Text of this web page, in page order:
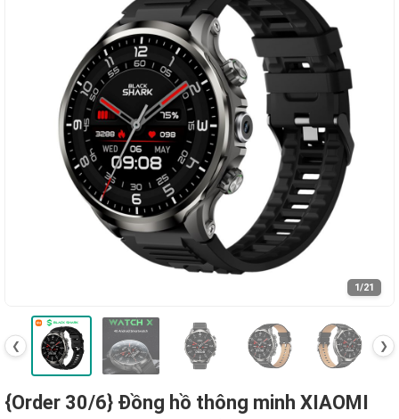
1/21
❮ ❯
{Order 30/6} Đồng hồ thông minh XIAOMI